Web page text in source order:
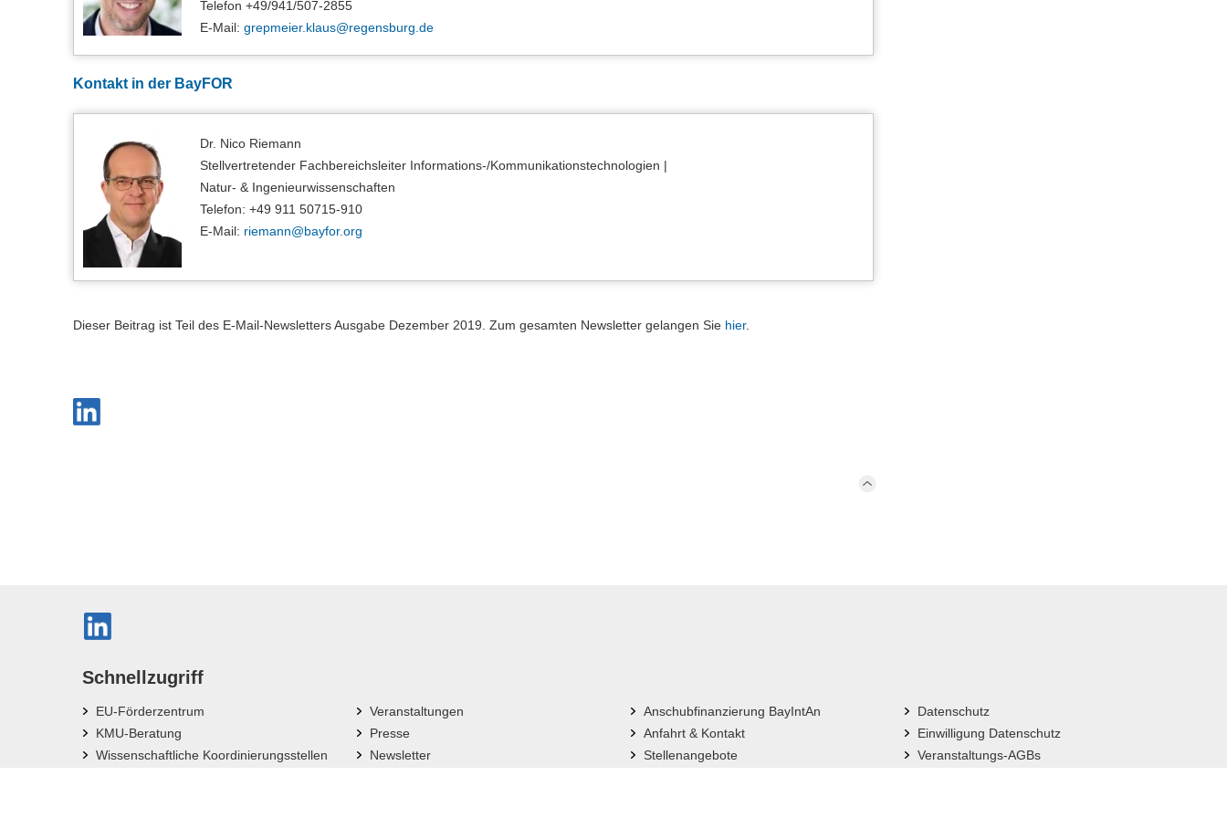
Telefon +49/941/507-2855
E-Mail: grepmeier.klaus@regensburg.de
Kontakt in der BayFOR
Dr. Nico Riemann
Stellvertretender Fachbereichsleiter Informations-/Kommunikationstechnologien |
Natur- & Ingenieurwissenschaften
Telefon: +49 911 50715-910
E-Mail: riemann@bayfor.org
Dieser Beitrag ist Teil des E-Mail-Newsletters Ausgabe Dezember 2019. Zum gesamten Newsletter gelangen Sie hier.
Schnellzugriff
EU-Förderzentrum
KMU-Beratung
Wissenschaftliche Koordinierungsstellen
Veranstaltungen
Presse
Newsletter
Anschubfinanzierung BayIntAn
Anfahrt & Kontakt
Stellenangebote
Datenschutz
Einwilligung Datenschutz
Veranstaltungs-AGBs